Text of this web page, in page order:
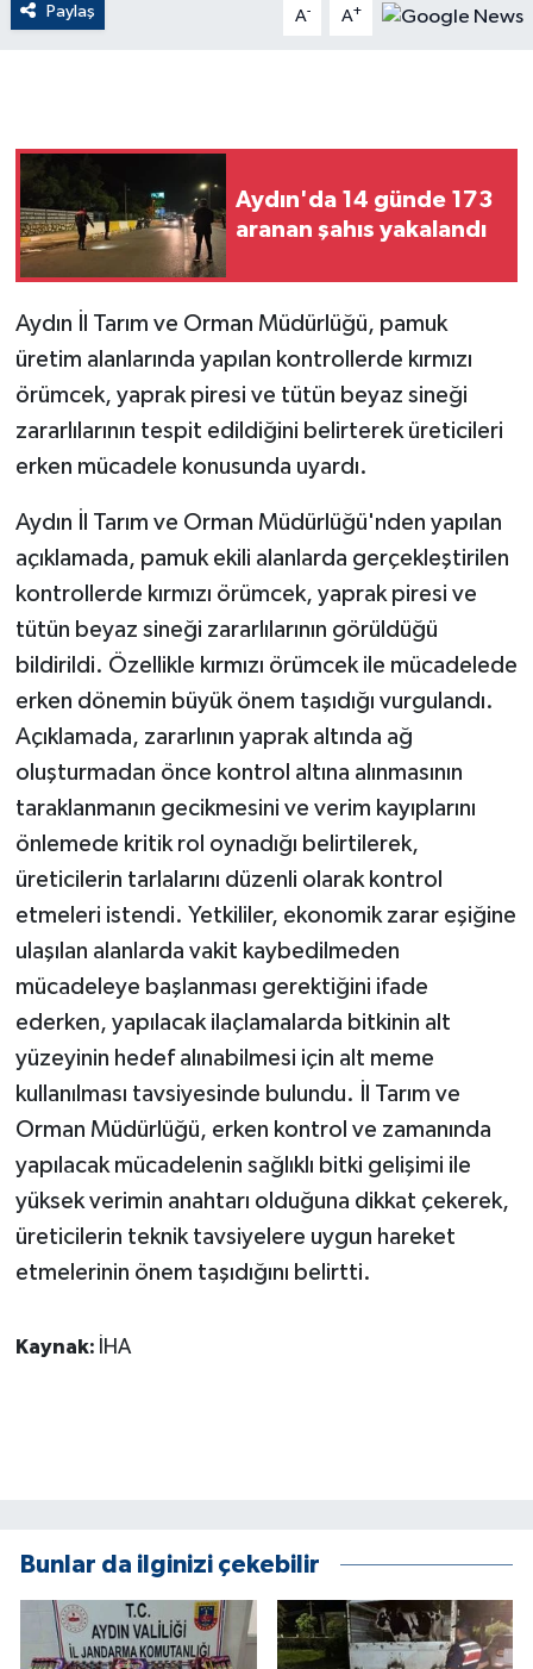
Paylaş A- A+
Aydın'da 14 günde 173
aranan şahıs yakalandı
Aydın İl Tarım ve Orman Müdürlüğü, pamuk
üretim alanlarında yapılan kontrollerde kırmızı
örümcek, yaprak piresi ve tütün beyaz sineği
zararlılarının tespit edildiğini belirterek üreticileri
erken mücadele konusunda uyardı.
Aydın İl Tarım ve Orman Müdürlüğü'nden yapılan
açıklamada, pamuk ekili alanlarda gerçekleştirilen
kontrollerde kırmızı örümcek, yaprak piresi ve
tütün beyaz sineği zararlılarının görüldüğü
bildirildi. Özellikle kırmızı örümcek ile mücadelede
erken dönemin büyük önem taşıdığı vurgulandı.
Açıklamada, zararlının yaprak altında ağ
oluşturmadan önce kontrol altına alınmasının
taraklanmanın gecikmesini ve verim kayıplarını
önlemede kritik rol oynadığı belirtilerek,
üreticilerin tarlalarını düzenli olarak kontrol
etmeleri istendi. Yetkililer, ekonomik zarar eşiğine
ulaşılan alanlarda vakit kaybedilmeden
mücadeleye başlanması gerektiğini ifade
ederken, yapılacak ilaçlamalarda bitkinin alt
yüzeyinin hedef alınabilmesi için alt meme
kullanılması tavsiyesinde bulundu. İl Tarım ve
Orman Müdürlüğü, erken kontrol ve zamanında
yapılacak mücadelenin sağlıklı bitki gelişimi ile
yüksek verimin anahtarı olduğuna dikkat çekerek,
üreticilerin teknik tavsiyelere uygun hareket
etmelerinin önem taşıdığını belirtti.
Kaynak: İHA
Bunlar da ilginizi çekebilir
Finans
Gayrimenkul
GENEL
Güvenlik
HABERDE İNSAN
İNSAN
İş Dünyası
Jandarma
Kadın
KÜLTÜR SANAT
Otomobil
POLİTİKA
Sağlık
SİYASET
SPOR HABERLERİ
TEKNOLOJİ
ÜLKE GÜNDEMİ